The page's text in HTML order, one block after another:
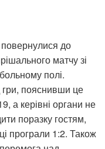
до
матчу зі
полі.
гри, пояснивши це
а керівні органи не
поразку гостям,
програли 1:2. Також